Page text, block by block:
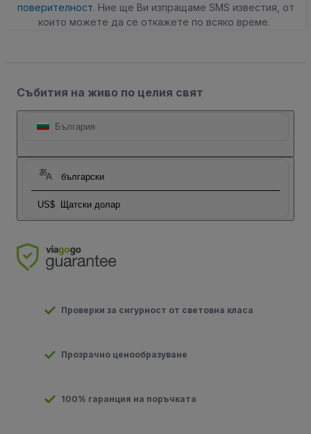
поверителност. Ние ще Ви изпращаме SMS известия, от
които можете да се откажете по всяко време.
Събития на живо по целия свят
България
български
US$ Щатски долар
Проверки за сигурност от световна класа
Прозрачно ценообразуване
100% гаранция на поръчката